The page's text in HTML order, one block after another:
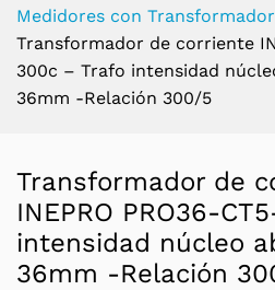
Medidores con
Transformador de corriente
300c – Trafo intensidad
36mm -Relación 300/5
Transformador de
INEPRO PRO36-
intensidad núcleo
36mm -Relación